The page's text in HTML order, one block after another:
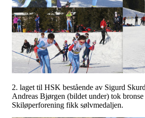
2. laget til HSK bestående av Sigurd
Andreas Bjørgen (bildet under) tok
Skiløperforening fikk sølvmedaljen.